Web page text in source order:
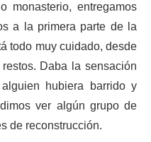
entregamos
a la primera parte de la
todo muy cuidado, desde
Daba la sensación
hubiera barrido y
ver algún grupo de
de reconstrucción.